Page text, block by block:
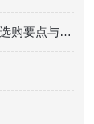
一文读懂近红外脑成像仪：核心技术参数、选购要点与不同场景适配方案指南